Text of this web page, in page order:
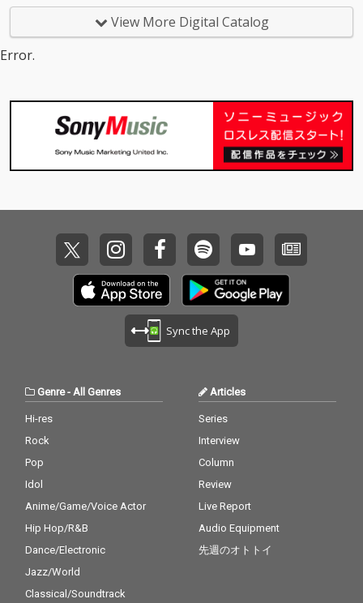
正隆プロデュースのも
と、 誰もが心に残る名
正隆プロデュースのも
と、 誰もが心に残る名
View More Digital Catalog
Error.
Sync the App
Genre- All Genres
Hi-res
Rock
Pop
Idol
Anime/Game/Voice Actor
Hip Hop/R&B
Dance/Electronic
Jazz/World
Classical/Soundtrack
Articles
Series
Interview
Column
Review
Live Report
Audio Equipment
先週のオトトイ